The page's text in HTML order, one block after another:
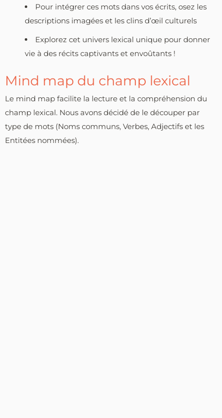
Pour intégrer ces mots dans vos écrits, osez les
descriptions imagées et les clins d’œil culturels
Explorez cet univers lexical unique pour donner
vie à des récits captivants et envoûtants !
Mind map du champ lexical
Le mind map facilite la lecture et la compréhension du
champ lexical. Nous avons décidé de le découper par
type de mots (Noms communs, Verbes, Adjectifs et les
Entitées nommées).